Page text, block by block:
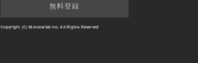
無料登録
Copyright (C) Monstarlab Inc. All Rights Reserved